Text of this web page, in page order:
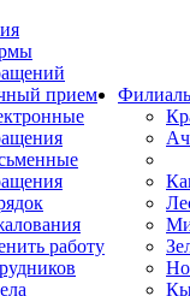
прием
работу